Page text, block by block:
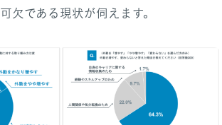
欠である現状が伺えます。